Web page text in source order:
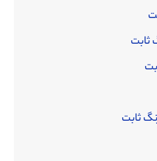
ثابت
ثابت